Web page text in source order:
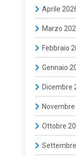
Aprile
Marzo
Febbraio
Gennaio
Dicembre
Ottobre